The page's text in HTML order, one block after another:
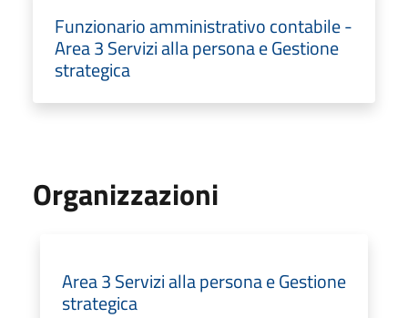
Funzionario amministrativo contabile -
Area 3 Servizi alla persona e Gestione
strategica
Organizzazioni
Area 3 Servizi alla persona e Gestione
strategica